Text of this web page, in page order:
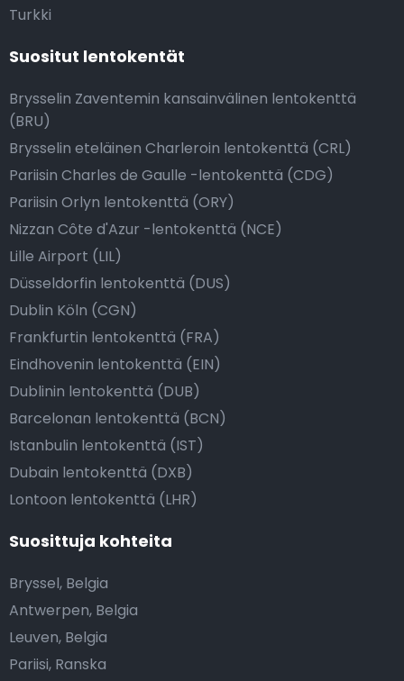
Turkki
Suositut lentokentät
Brysselin Zaventemin kansainvälinen lentokenttä
(BRU)
Brysselin eteläinen Charleroin lentokenttä (CRL)
Pariisin Charles de Gaulle -lentokenttä (CDG)
Pariisin Orlyn lentokenttä (ORY)
Nizzan Côte d'Azur -lentokenttä (NCE)
Lille Airport (LIL)
Düsseldorfin lentokenttä (DUS)
Dublin Köln (CGN)
Frankfurtin lentokenttä (FRA)
Eindhovenin lentokenttä (EIN)
Dublinin lentokenttä (DUB)
Barcelonan lentokenttä (BCN)
Istanbulin lentokenttä (IST)
Dubain lentokenttä (DXB)
Lontoon lentokenttä (LHR)
Suosittuja kohteita
Bryssel, Belgia
Antwerpen, Belgia
Leuven, Belgia
Pariisi, Ranska